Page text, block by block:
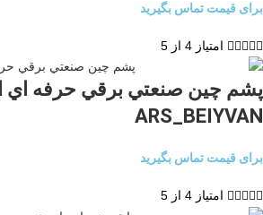
برای قیمت تماس بگیرید
 امتیاز 4 از 5
پشم چين صنعتي برقي حرفه اي
ARS_BEIYVAN
برای قیمت تماس بگیرید
 امتیاز 4 از 5